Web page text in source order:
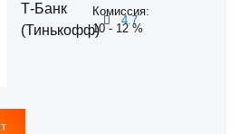
Т-Банк
(Тинькофф)
4.7
Комиссия:
10 - 12 %